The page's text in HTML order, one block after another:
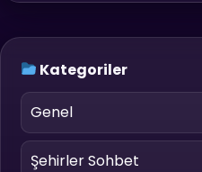
Kategoriler
Genel
Şehirler Sohbet